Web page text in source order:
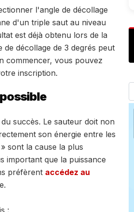
l'angle de décollage
d'un triple saut au niveau
est déjà obtenu lors de la
décollage de 3 degrés peut
commencer, vous pouvez
inscription.
succès. Le sauteur doit non
son énergie entre les
sont la cause la plus
important que la puissance
préfèrent accédez au
: